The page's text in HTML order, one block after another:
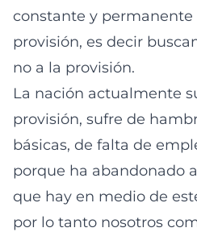
constante y permanente
provisión, es decir
no a la provisión.
La nación actualmente
provisión, sufre de
básicas, de falta de
porque ha abandonado
que hay en medio de
por lo tanto nosotros